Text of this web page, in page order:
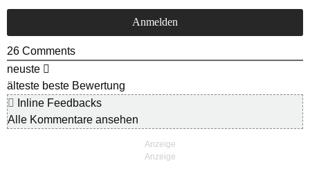
26 Comments
neuste
älteste beste Bewertung
Inline Feedbacks
Alle Kommentare ansehen